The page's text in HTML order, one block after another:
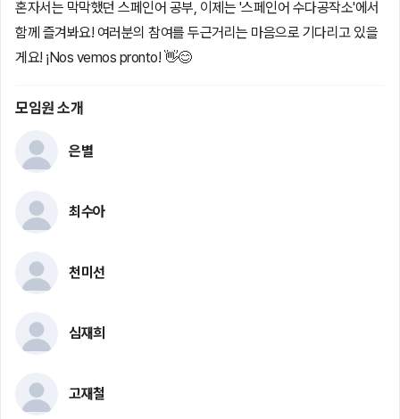
혼자서는 막막했던 스페인어 공부, 이제는 '스페인어 수다공작소'에서
함께 즐겨봐요! 여러분의 참여를 두근거리는 마음으로 기다리고 있을
게요! ¡Nos vemos pronto! 👋😊
모임원 소개
은별
최수아
천미선
심재희
고재철